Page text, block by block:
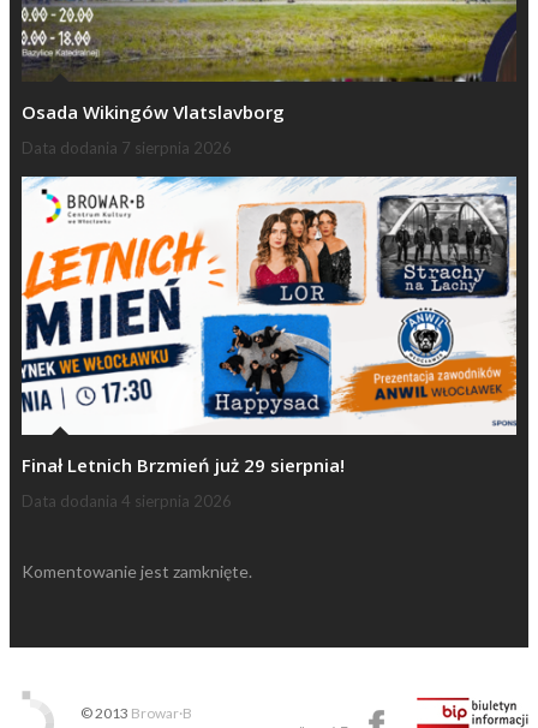
Osada Wikingów Vlatslavborg
Data dodania 7 sierpnia 2026
Finał Letnich Brzmień już 29 sierpnia!
Data dodania 4 sierpnia 2026
Komentowanie jest zamknięte.
© 2013 Browar·B